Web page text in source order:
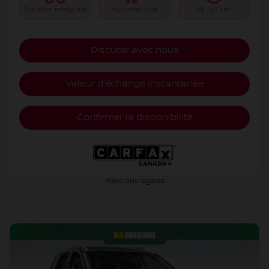
Traction intégrale Automatique 68 751 km
Discuter avec nous
Valeur d'échange instantanée
Confirmer la disponibilité
Mentions légales